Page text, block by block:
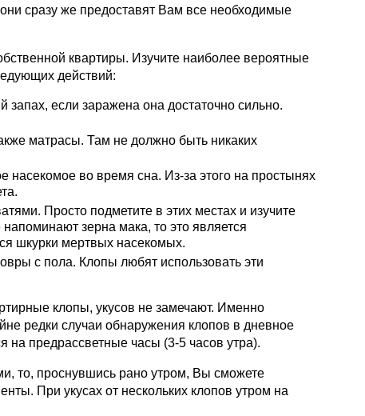
сразу же предоставят Вам все необходимые
квартиры. Изучите наиболее вероятные
действий:
запах, если заражена она достаточно сильно.
матрасы. Там не должно быть никаких
насекомое во время сна. Из-за этого на простынях
Просто подметите в этих местах и изучите
зерна мака, то это является
шкурки мертвых насекомых.
с пола. Клопы любят использовать эти
клопы, укусов не замечают. Именно
редки случаи обнаружения клопов в дневное
на предрассветные часы (3-5 часов утра).
то, проснувшись рано утром, Вы сможете
При укусах от нескольких клопов утром на